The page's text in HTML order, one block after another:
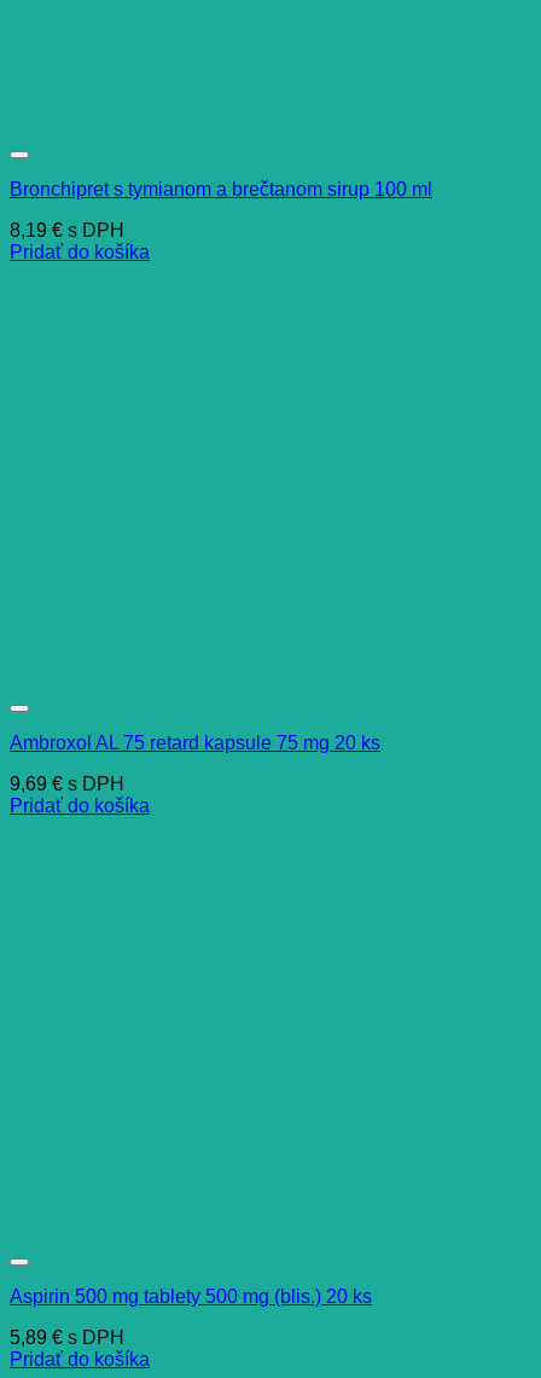
Bronchipret s tymianom a brečtanom sirup 100 ml
8,19 € s DPH
Pridať do košíka
Ambroxol AL 75 retard kapsule 75 mg 20 ks
9,69 € s DPH
Pridať do košíka
Aspirin 500 mg tablety 500 mg (blis.) 20 ks
5,89 € s DPH
Pridať do košíka